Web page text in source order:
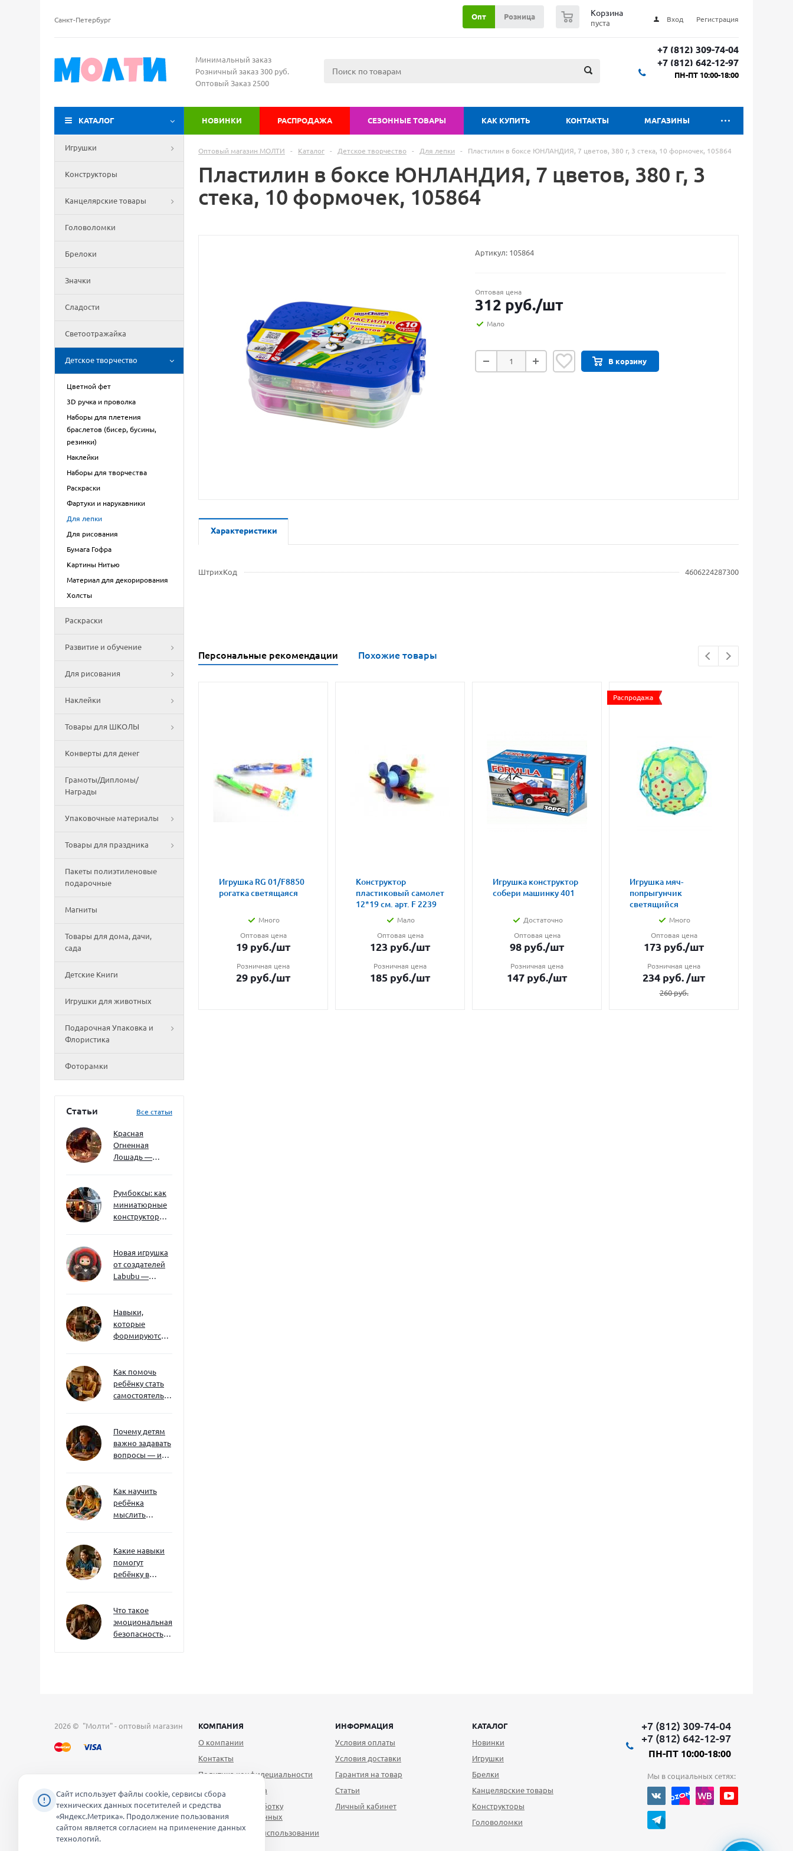
Санкт-Петербург Вход Регистрация
Корзина
пуста
Опт Розница
Минимальный заказ
Розничный заказ 300 руб.
Оптовый Заказ 2500
+7 (812) 309-74-04
+7 (812) 642-12-97
ПН-ПТ 10:00-18:00
КАТАЛОГ НОВИНКИ РАСПРОДАЖА СЕЗОННЫЕ ТОВАРЫ КАК КУПИТЬ КОНТАКТЫ МАГАЗИНЫ
Игрушки
Конструкторы
Канцелярские товары
Головоломки
Брелоки
Значки
Сладости
Светоотражайка
Детское творчество
Цветной фет
3D ручка и проволка
Наборы для плетения
браслетов (бисер, бусины,
резинки)
Наклейки
Наборы для творчества
Раскраски
Фартуки и нарукавники
Для лепки
Для рисования
Бумага Гофра
Картины Нитью
Материал для декорирования
Холсты
Раскраски
Развитие и обучение
Для рисования
Наклейки
Товары для ШКОЛЫ
Конверты для денег
Грамоты/Дипломы/
Награды
Упаковочные материалы
Товары для праздника
Пакеты полиэтиленовые
подарочные
Магниты
Товары для дома, дачи,
сада
Детские Книги
Игрушки для животных
Подарочная Упаковка и
Флористика
Фоторамки
Статьи Все статьи
Красная
Огненная
Лошадь —
ждать и как
подготовиться
Румбоксы: как
миниатюрные
конструкторы
мышление и
внимание к
деталям
Новая игрушка
от создателей
Labubu —
Навыки,
которые
формируются
ребёнка
успешным
Как помочь
ребёнку стать
самостоятельным
Почему детям
важно задавать
вопросы — и
Как научить
ребёнка
мыслить
сложностей
Какие навыки
помогут
ребёнку в
их уже сейчас
Что такое
эмоциональная
безопасность
Оптовый магазин МОЛТИ - Каталог - Детское творчество - Для лепки - Пластилин в боксе ЮНЛАНДИЯ, 7 цветов, 380 г, 3 стека, 10 формочек, 105864
Пластилин в боксе ЮНЛАНДИЯ, 7 цветов, 380 г, 3
стека, 10 формочек, 105864
Артикул: 105864
Оптовая цена
312 руб./шт
Мало
В корзину
Характеристики
ШтрихКод 4606224287300
Персональные рекомендации Похожие товары
Игрушка RG 01/F8850
рогатка светящаяся
Много
Оптовая цена
19 руб./шт
Розничная цена
29 руб./шт
Конструктор
пластиковый самолет
12*19 см. арт. F 2239
Мало
Оптовая цена
123 руб./шт
Розничная цена
185 руб./шт
Игрушка конструктор
собери машинку 401
Достаточно
Оптовая цена
98 руб./шт
Розничная цена
147 руб./шт
Распродажа
Игрушка мяч-
попрыгунчик
светящийся
Много
Оптовая цена
173 руб./шт
Розничная цена
234 руб. /шт
260руб.
2026 © "Молти" - оптовый магазин
КОМПАНИЯ
О компании
Контакты
Политика конфидециальности
Публичная оферта
Согласие на обработку
персональных данных
Уведомление об использовании
ИНФОРМАЦИЯ
Условия оплаты
Условия доставки
Гарантия на товар
Статьи
Личный кабинет
КАТАЛОГ
Новинки
Игрушки
Брелки
Канцелярские товары
Конструкторы
Головоломки
+7 (812) 309-74-04
+7 (812) 642-12-97
ПН-ПТ 10:00-18:00
Мы в социальных сетях:
Сайт использует файлы cookie, сервисы сбора
технических данных посетителей и средства
«Яндекс.Метрика». Продолжение пользования
сайтом является согласием на применение данных
технологий.